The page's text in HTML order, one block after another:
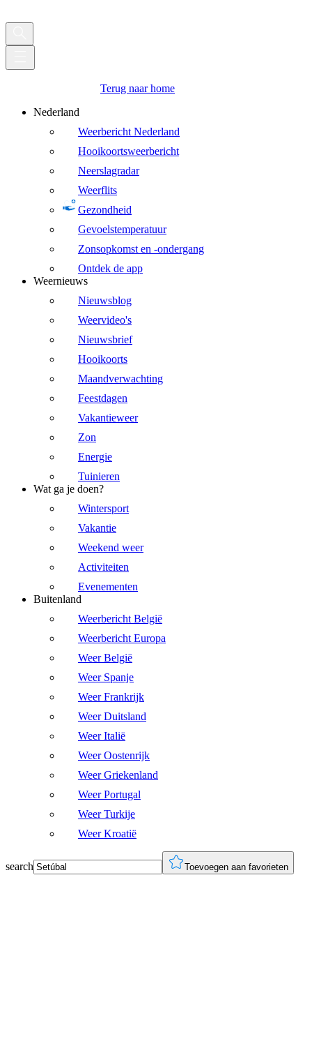
Terug naar home
Nederland
Weerbericht Nederland
Hooikoortsweerbericht
Neerslagradar
Weerflits
Gezondheid
Gevoelstemperatuur
Zonsopkomst en -ondergang
Ontdek de app
Weernieuws
Nieuwsblog
Weervideo's
Nieuwsbrief
Hooikoorts
Maandverwachting
Feestdagen
Vakantieweer
Zon
Energie
Tuinieren
Wat ga je doen?
Wintersport
Vakantie
Weekend weer
Activiteiten
Evenementen
Buitenland
Weerbericht België
Weerbericht Europa
Weer België
Weer Spanje
Weer Frankrijk
Weer Duitsland
Weer Italië
Weer Oostenrijk
Weer Griekenland
Weer Portugal
Weer Turkije
Weer Kroatië
search Toevoegen aan favorieten